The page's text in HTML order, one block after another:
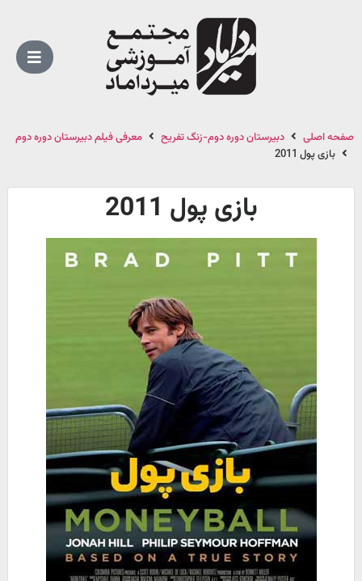
صفحه اصلی دبیرستان دوره دوم-زنگ تفریح
معرفی فیلم دبیرستان دوره دوم
بازی پول 2011
بازی پول 2011